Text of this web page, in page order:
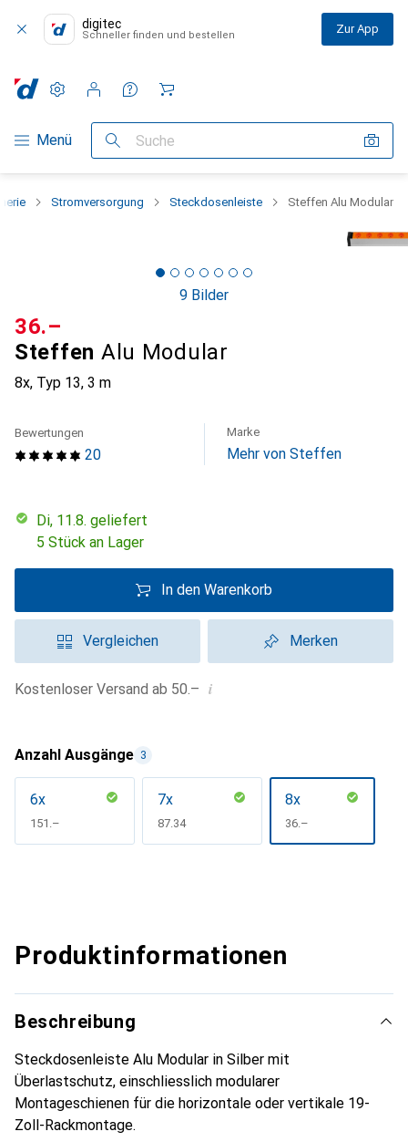
digitec
Schneller finden und bestellen Zur App
Navigation nach Kategorien
Menü Suche
Einstellungen
Kundenkonto
Vergleichslisten
Merklisten
Warenkorb
Stromversorgung Steckdosenleiste Steffen Alu Modular
9 Bilder
Steffen Alu Modular
8x, Typ 13, 3 m
CHF
36.–
20
Bewertungen Marke
Mehr von Steffen
Di, 11.8. geliefert
5 Stück an Lager
In den Warenkorb
Vergleichen Merken
Kostenloser Versand ab 50.– i
Anzahl Ausgänge 3
6x
CHF
151.–
7x
CHF
87.34
8x
CHF
36.–
Produktinformationen
Beschreibung
Steckdosenleiste Alu Modular in Silber mit
Überlastschutz, einschliesslich modularer
Montageschienen für die horizontale oder vertikale 19-
Zoll-Rackmontage.